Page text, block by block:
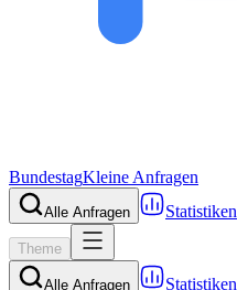
BundestagKleine Anfragen
Alle Anfragen Statistiken
Theme
Alle Anfragen Statistiken